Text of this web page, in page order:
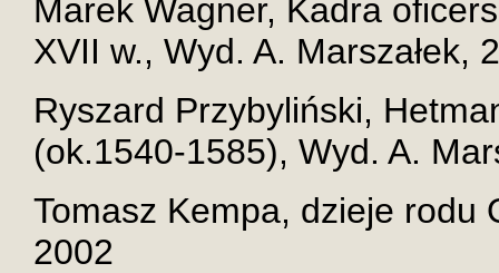
Marek Wagner, Kadra
XVII w., Wyd. A. Marszałek,
Ryszard Przybyliński,
(ok.1540-1585), Wyd. A.
Tomasz Kempa, dzieje rodu
2002